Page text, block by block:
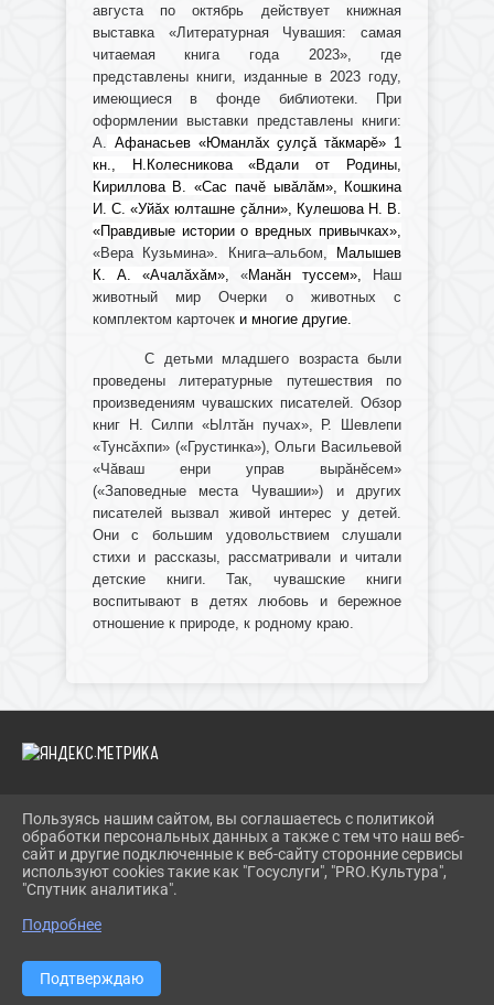
августа по октябрь действует книжная
выставка «Литературная Чувашия: самая
читаемая книга года 2023», где
представлены книги, изданные в 2023 году,
имеющиеся в фонде библиотеки. При
оформлении выставки представлены книги:
А.
Афанасьев«Юманлӑх ҫулҫӑ тӑкмарӗ» 1
кн., Н.Колесникова «Вдали от Родины,
Кириллова В. «Сас пачӗ ывӑлӑм», Кошкина
И. С. «Уйӑх юлташне ҫӑлни», Кулешова Н. В.
«Правдивые истории о вредных привычках»,
«Вера Кузьмина». Книга–альбом,
Малышев
К. А.
«Ачалӑхӑм», «Манӑн туссем»,
Наш
животный мир Очерки о животных с
комплектом карточеки многие другие.
С детьми младшего возраста были
проведены литературные путешествия по
произведениям чувашских писателей. Обзор
книг Н. Силпи «Ылтăн пучах», Р. Шевлепи
«Тунсăхпи» («Грустинка»), Ольги Васильевой
«Чăваш енри управ вырăнĕсем»
(«Заповедные места Чувашии») и других
писателей вызвал живой интерес у детей.
Они с большим удовольствием слушали
стихи и рассказы, рассматривали и читали
детские книги. Так, чувашские книги
воспитывают в детях любовь и бережное
отношение к природе, к родному краю.
2026 Г. IBRBIB.RU
ВХОД
КАРТА САЙТА
ПОЛИТИКА ОБРАБОТКИ ПЕРСОНАЛЬНЫХ ДАННЫХ
СДЕЛАНО НА KUBCMS
Пользуясь нашим сайтом, вы соглашаетесь с политикой
обработки персональных данных а также с тем что наш веб-
сайт и другие подключенные к веб-сайту сторонние сервисы
используют cookies такие как "Госуслуги", "PRO.Культура",
"Спутник аналитика".
Подробнее
Подтверждаю